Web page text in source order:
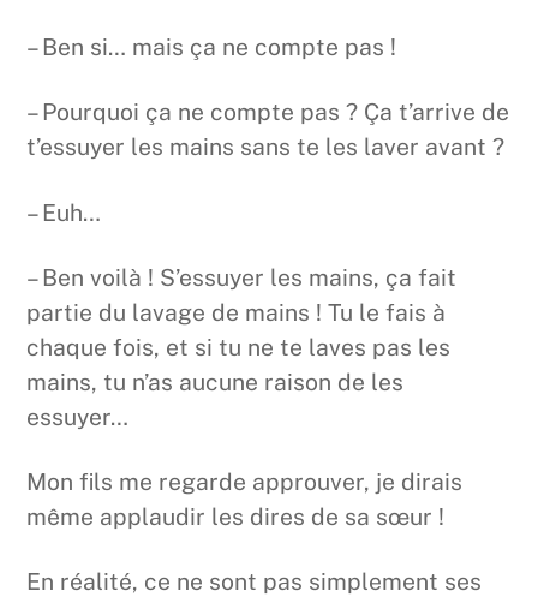
– Ben si… mais ça ne compte pas !
– Pourquoi ça ne compte pas ? Ça t’arrive de
t’essuyer les mains sans te les laver avant ?
– Euh…
– Ben voilà ! S’essuyer les mains, ça fait
partie du lavage de mains ! Tu le fais à
chaque fois, et si tu ne te laves pas les
mains, tu n’as aucune raison de les
essuyer…
Mon fils me regarde approuver, je dirais
même applaudir les dires de sa sœur !
En réalité, ce ne sont pas simplement ses